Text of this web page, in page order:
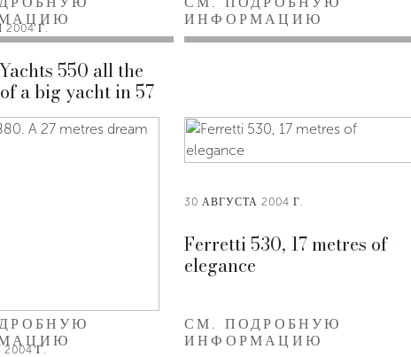
2004 Г.
550 all the
a big yacht in 57
ИНФОРМАЦИЮ
2004 Г.
30 АВГУСТА 2004 Г.
Ferretti 530, 17 metres of
elegance
СМ. ПОДРОБНУЮ
ИНФОРМАЦИЮ